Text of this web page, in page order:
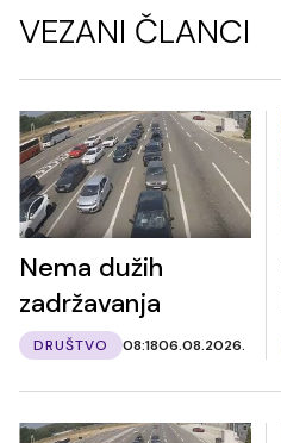
VEZANI ČLANCI
Nema dužih
zadržavanja
DRUŠTVO 08:1806.08.2026.